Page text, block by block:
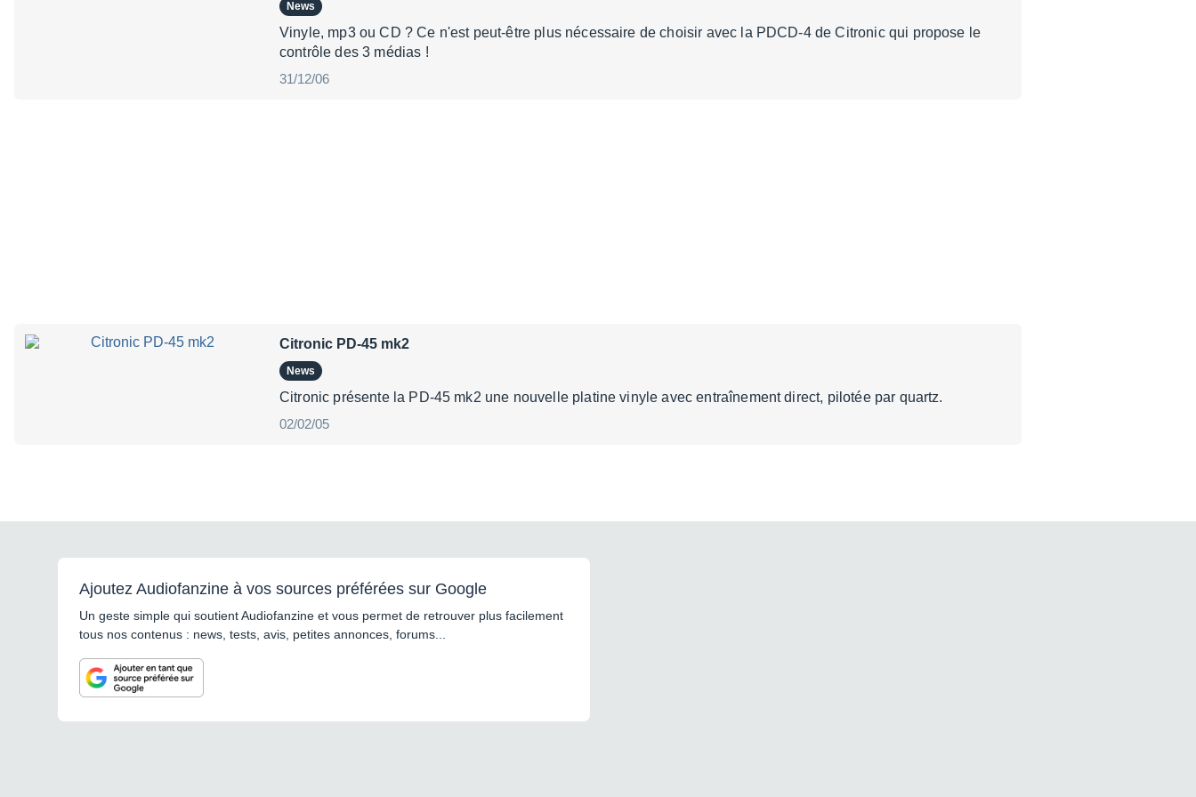
News
Vinyle, mp3 ou CD ? Ce n'est peut-être plus nécessaire de choisir avec la PDCD-4 de Citronic qui propose le
contrôle des 3 médias !
31/12/06
Citronic PD-45 mk2
News
Citronic présente la PD-45 mk2 une nouvelle platine vinyle avec entraînement direct, pilotée par quartz.
02/02/05
Ajoutez Audiofanzine à vos sources préférées sur Google
Un geste simple qui soutient Audiofanzine et vous permet de retrouver plus facilement
tous nos contenus : news, tests, avis, petites annonces, forums...